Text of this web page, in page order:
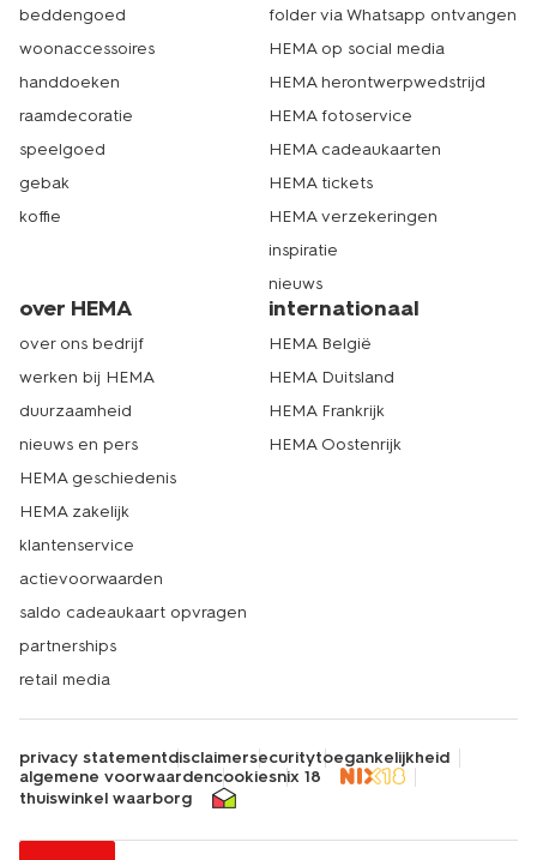
beddengoed
woonaccessoires
handdoeken
raamdecoratie
speelgoed
gebak
koffie
folder via Whatsapp ontvangen
HEMA op social media
HEMA herontwerpwedstrijd
HEMA fotoservice
HEMA cadeaukaarten
HEMA tickets
HEMA verzekeringen
inspiratie
nieuws
over HEMA
over ons bedrijf
werken bij HEMA
duurzaamheid
nieuws en pers
HEMA geschiedenis
HEMA zakelijk
klantenservice
actievoorwaarden
saldo cadeaukaart opvragen
partnerships
retail media
internationaal
HEMA België
HEMA Duitsland
HEMA Frankrijk
HEMA Oostenrijk
privacy statementdisclaimersecuritytoegankelijkheid
algemene voorwaardencookiesnix 18
thuiswinkel waarborg